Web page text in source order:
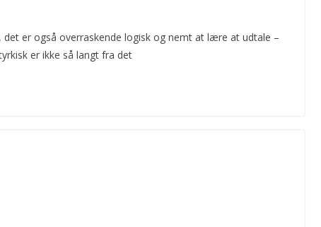
er også overraskende logisk og nemt at lære at udtale –
er ikke så langt fra det